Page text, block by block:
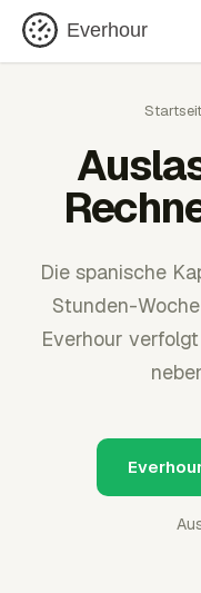
Everhour
Die spanische
Stunden-
Everhour